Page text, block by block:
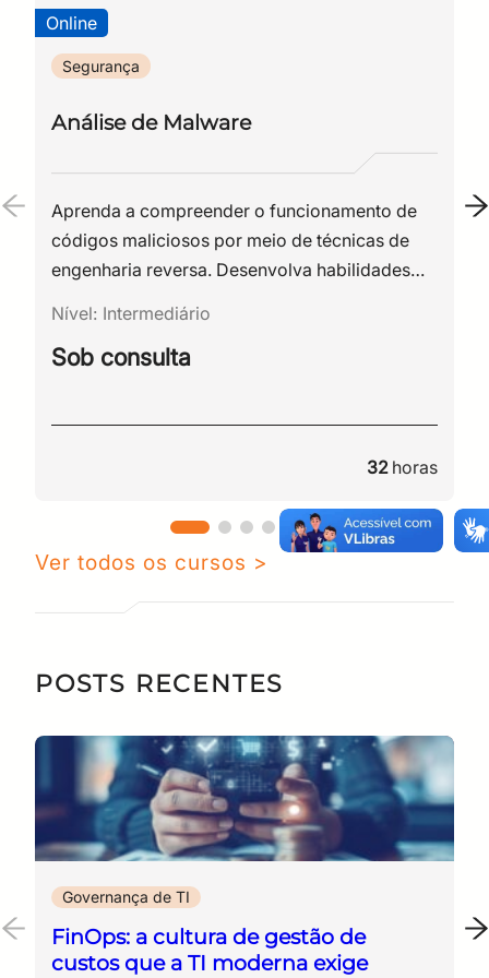
Digite sua senha
Confirme a senha
Email
controle total sobre a infraestrutura.
Online
Segurança
Análise de Malware
Aprenda a compreender o funcionamento de
códigos maliciosos por meio de técnicas de
engenharia reversa. Desenvolva habilidades
sua organização de prevenir e responder a
Nível: Intermediário
Sob consulta
32 horas
Ver todos os cursos >
POSTS RECENTES
Governança de TI
FinOps: a cultura de gestão de
custos que a TI moderna exige